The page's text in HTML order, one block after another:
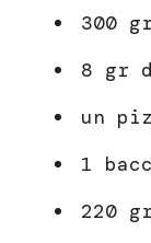
300
8 gr
un
1
220